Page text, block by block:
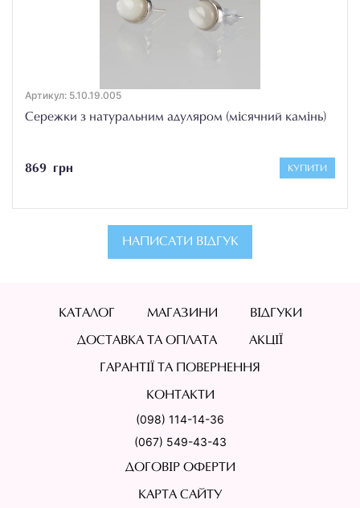
Артикул: 5.10.19.005
Сережки з натуральним адуляром (місячний камінь)
869 грн КУПИТИ
НАПИСАТИ ВІДГУК
КАТАЛОГ МАГАЗИНИ ВІДГУКИ
ДОСТАВКА ТА ОПЛАТА АКЦІЇ
ГАРАНТІЇ ТА ПОВЕРНЕННЯ
КОНТАКТИ
(098) 114-14-36
(067) 549-43-43
ДОГОВІР ОФЕРТИ
КАРТА САЙТУ